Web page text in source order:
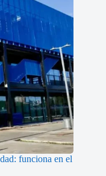
funciona en el